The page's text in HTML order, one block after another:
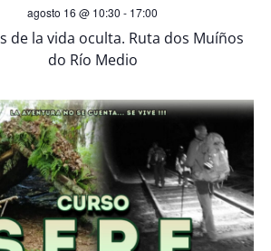
e
n
t
o
s
de la vida oculta. Ruta dos Muíños
do Río Medio
agosto 16 @ 10:30 - 17:00